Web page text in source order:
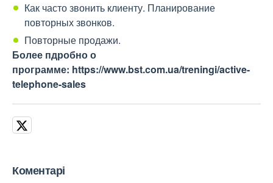
Как часто звонить клиенту. Планирование
повторных звонков.
Повторные продажи.
Более пдробно о
программе: https://www.bst.com.ua/treningi/active-
telephone-sales
Коментарі